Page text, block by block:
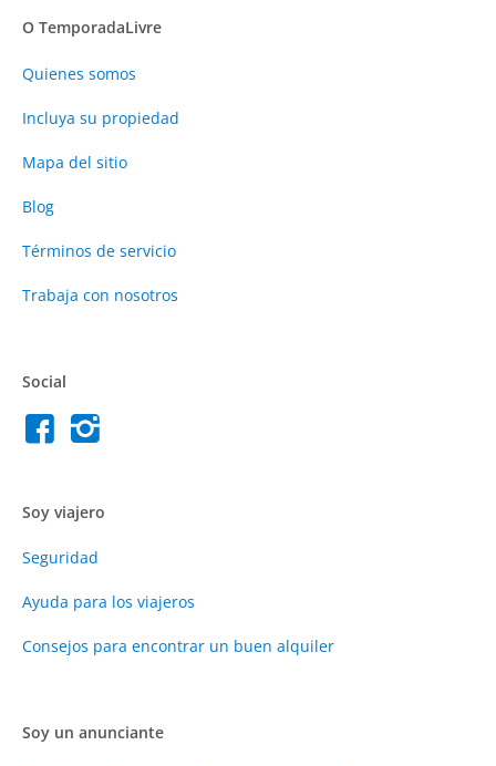
O TemporadaLivre
Quienes somos
Incluya su propiedad
Mapa del sitio
Blog
Términos de servicio
Trabaja con nosotros
Social
Soy viajero
Seguridad
Ayuda para los viajeros
Consejos para encontrar un buen alquiler
Soy un anunciante